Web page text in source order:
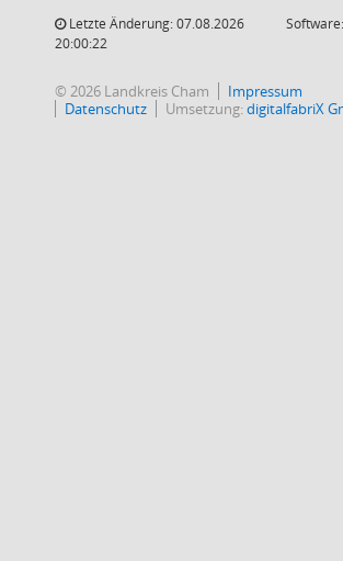
Letzte Änderung: 07.08.2026
20:00:22
Software:
© 2026 Landkreis Cham
Impressum
Datenschutz
Umsetzung:digitalfabriX